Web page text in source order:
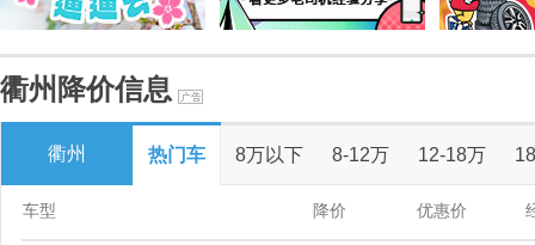
衢州降价信息
衢州 热门车 8万以下 8-12万 12-18万
车型 降价 优惠价